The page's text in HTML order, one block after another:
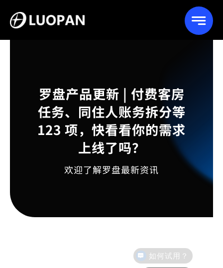
content
罗盘产品更新 | 付费客房
任务、同住人账务拆分等
123 项，快看看你的需求
上线了吗？
欢迎了解罗盘最新资讯